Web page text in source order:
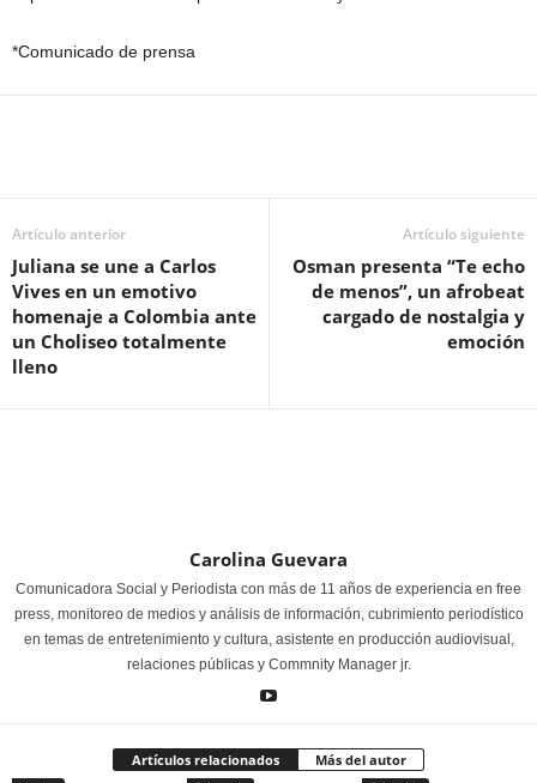
*Comunicado de prensa
Artículo anterior
Juliana se une a Carlos
Vives en un emotivo
homenaje a Colombia ante
un Choliseo totalmente
lleno
Artículo siguiente
Osman presenta “Te echo
de menos”, un afrobeat
cargado de nostalgia y
emoción
Carolina Guevara
Comunicadora Social y Periodista con más de 11 años de experiencia en free
press, monitoreo de medios y análisis de información, cubrimiento periodístico
en temas de entretenimiento y cultura, asistente en producción audiovisual,
relaciones públicas y Commnity Manager jr.
Artículos relacionados Más del autor